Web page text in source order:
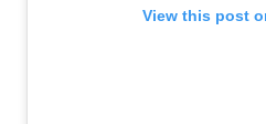
View this post